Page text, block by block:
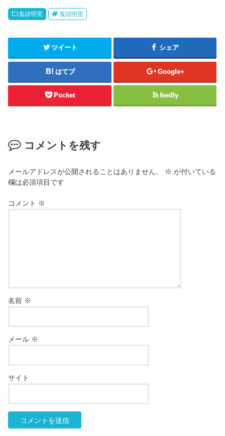
鬼頭明里 鬼頭明里
ツイート シェア
はてブ Google+
Pocket feedly
コメントを残す
メールアドレスが公開されることはありません。 ※ が付いている
欄は必須項目です
コメント ※
名前 ※
メール ※
サイト